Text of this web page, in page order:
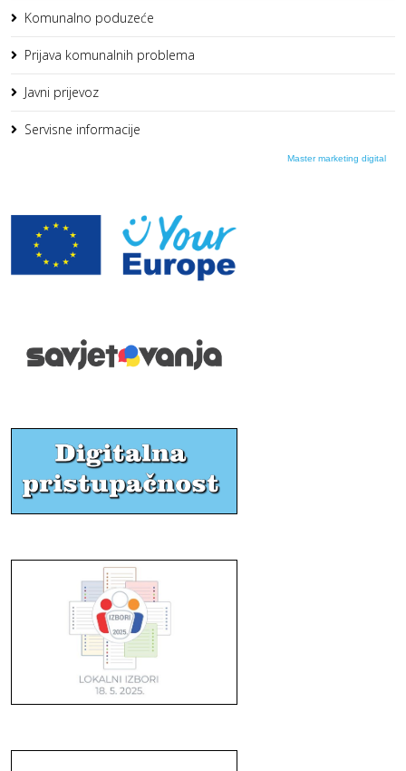
Komunalno poduzeće
Prijava komunalnih problema
Javni prijevoz
Servisne informacije
Master marketing digital